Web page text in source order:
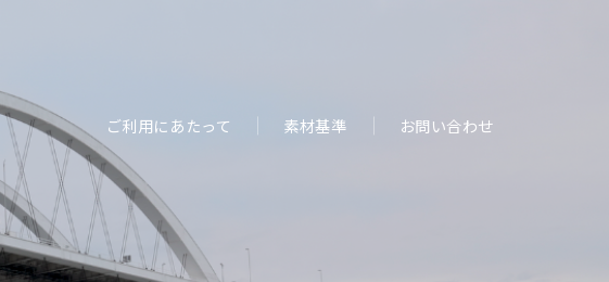
ご利用にあたって 素材基準 お問い合わせ